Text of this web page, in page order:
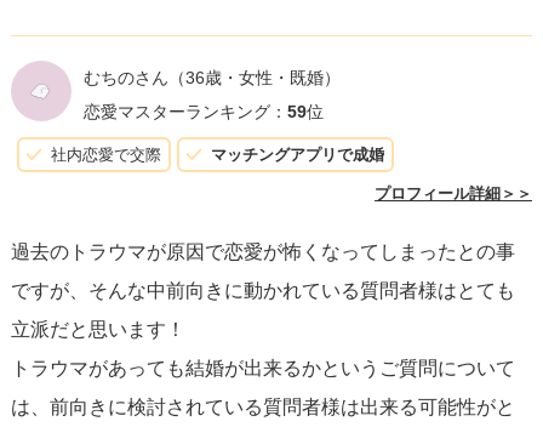
質問者様はまさにそんな状態に見えます。
9～10年前ということで、だいぶ傷はふさがっていると思い
ますから、あとはやり方次第に思います。
お断りされることについて、もう少し『肩の力を抜いても
良いのではないか』と思います。
文面を拝見して気になるのは、結婚相談所やマッチングア
プリで『何度も浮気されている』と仰っている点。
むちのさん （36歳・女性・既婚）
恋愛マスターランキング： 59位
社内恋愛で交際 マッチングアプリで成婚
プロフィール詳細＞＞
過去のトラウマが原因で恋愛が怖くなってしまったとの事
ですが、そんな中前向きに動かれている質問者様はとても
立派だと思います！
トラウマがあっても結婚が出来るかというご質問について
は、前向きに検討されている質問者様は出来る可能性がと